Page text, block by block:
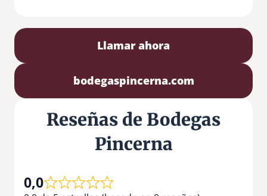
Llamar ahora
bodegaspincerna.com
Reseñas de Bodegas
Pincerna
0,0